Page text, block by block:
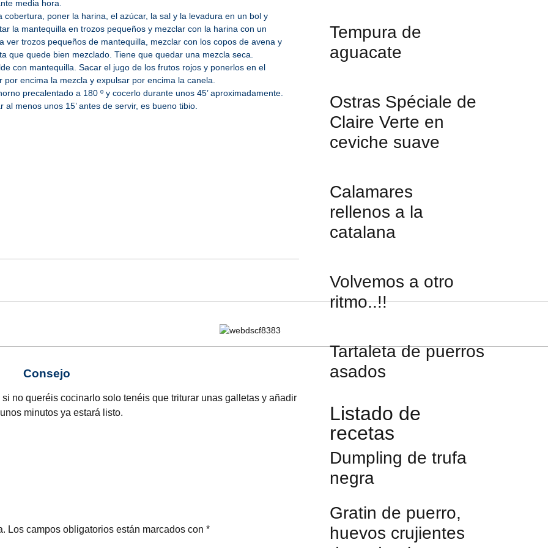
media hora.
cobertura, poner la harina, el azúcar, la sal y la levadura en un bol y
la mantequilla en trozos pequeños y mezclar con la harina con un
ver trozos pequeños de mantequilla, mezclar con los copos de avena y
que quede bien mezclado. Tiene que quedar una mezcla seca.
con mantequilla. Sacar el jugo de los frutos rojos y ponerlos en el
por encima la mezcla y expulsar por encima la canela.
precalentado a 180 º y cocerlo durante unos 45’ aproximadamente.
al menos unos 15’ antes de servir, es bueno tibio.
Consejo
no queréis cocinarlo solo tenéis que triturar unas galletas y añadir
minutos ya estará listo.
Los campos obligatorios están marcados con *
Tempura de
aguacate
Ostras Spéciale de
Claire Verte en
ceviche suave
Calamares
rellenos a la
catalana
Volvemos a otro
ritmo..!!
Tartaleta de puerros
asados
Listado de
recetas
Dumpling de trufa
negra
Gratin de puerro,
huevos crujientes